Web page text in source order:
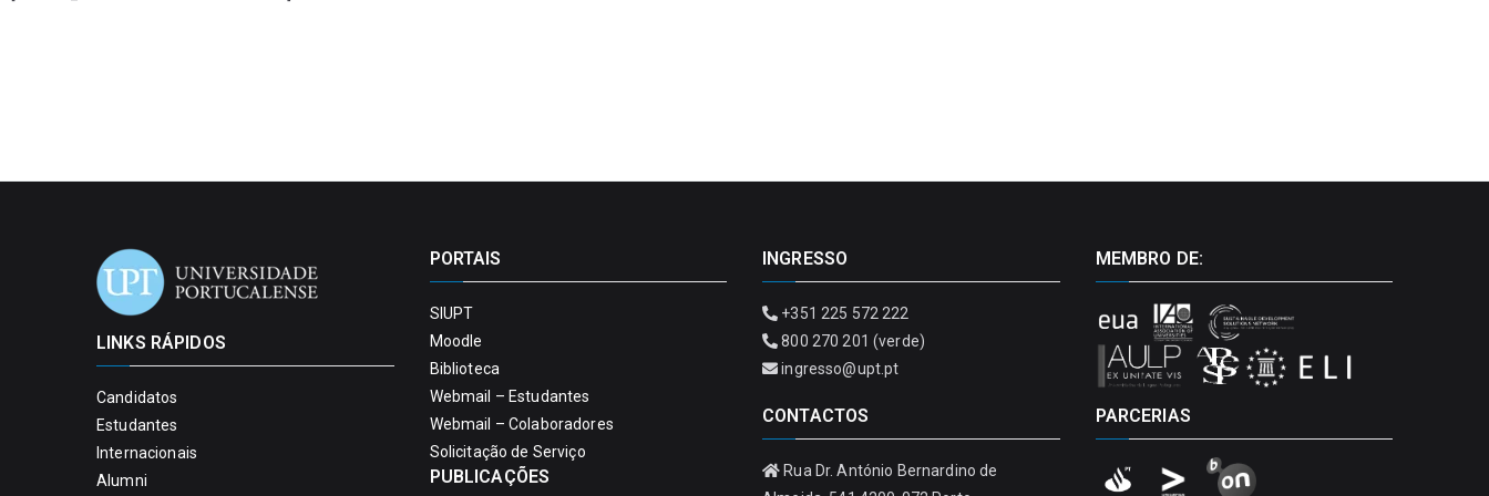
LINKS RÁPIDOS
Candidatos
Estudantes
Internacionais
Alumni
PORTAIS
SIUPT
Moodle
Biblioteca
Webmail – Estudantes
Webmail – Colaboradores
Solicitação de Serviço
PUBLICAÇÕES
INGRESSO
+351 225 572 222
800 270 201 (verde)
ingresso@upt.pt
CONTACTOS
Rua Dr. António Bernardino de
MEMBRO DE:
PARCERIAS